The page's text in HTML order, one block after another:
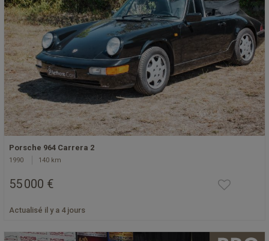
Porsche 964 Carrera 2
1990 140 km
55 000 €
Actualisé il y a 4 jours